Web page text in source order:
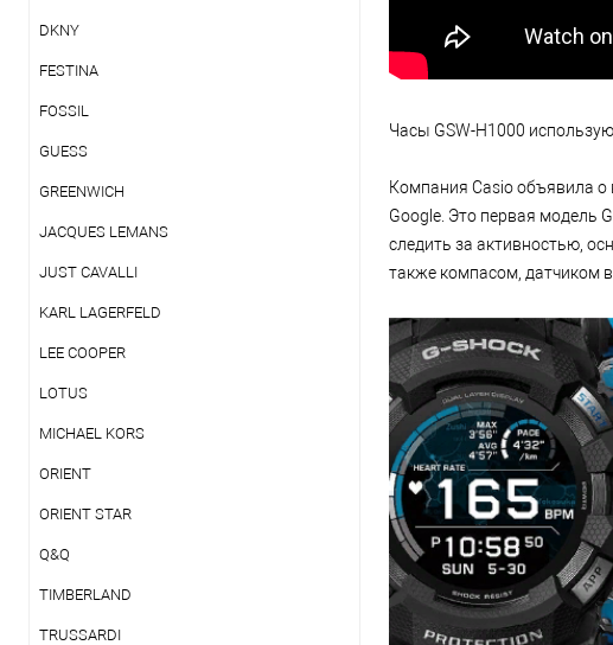
DKNY
FESTINA
FOSSIL
GUESS
GREENWICH
JACQUES LEMANS
JUST CAVALLI
KARL LAGERFELD
LEE COOPER
LOTUS
MICHAEL KORS
ORIENT
ORIENT STAR
Q&Q
TIMBERLAND
TRUSSARDI
Часы GSW-H1000
Компания Casio объявила о
Google. Это первая модель
следить за активностью,
также компасом, датчиком